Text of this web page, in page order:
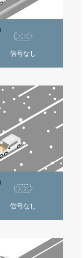
信号なし
信号なし